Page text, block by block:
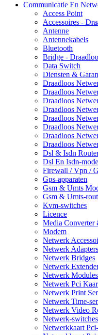
Communicatie En
Access Point
Accessoires -
Antenne
Antennekabels
Bluetooth
Bridge -
Data Switch
Diensten &
Draadloos
Draadloos
Draadloos
Draadloos
Draadloos
Draadloos
Draadloos
Draadloos
Dsl & Isdn
Dsl En Isdn-
Firewall / Vpn /
Gps-apparaten
Gsm & Umts
Gsm & Umts-
Kvm-switches
Licence
Media Converter
Modem
Netwerk
Netwerk Adapters
Netwerk Bridges
Netwerk
Netwerk Modules
Netwerk Pci
Netwerk Print
Netwerk Time-
Netwerk Video
Netwerk-
Netwerkkaart